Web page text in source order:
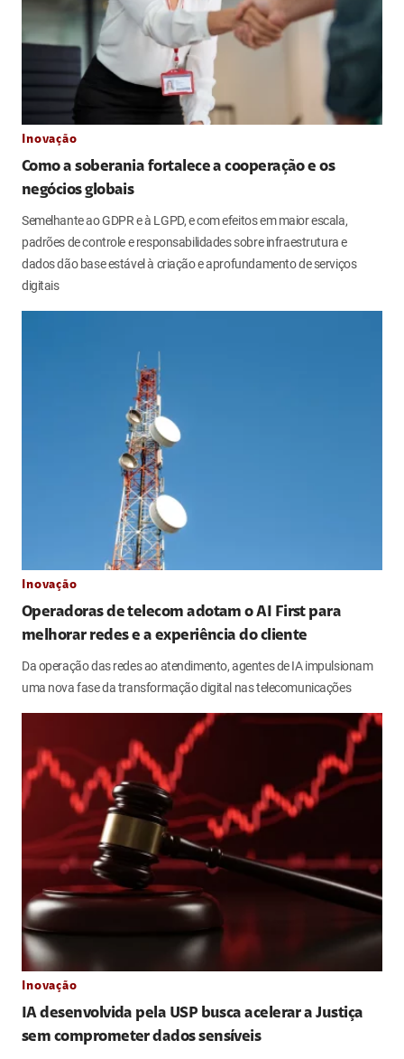
Inovação
Como a soberania fortalece a cooperação e os
negócios globais
Semelhante ao GDPR e à LGPD, e com efeitos em maior escala,
padrões de controle e responsabilidades sobre infraestrutura e
dados dão base estável à criação e aprofundamento de serviços
digitais
Inovação
Operadoras de telecom adotam o AI First para
melhorar redes e a experiência do cliente
Da operação das redes ao atendimento, agentes de IA impulsionam
uma nova fase da transformação digital nas telecomunicações
Inovação
IA desenvolvida pela USP busca acelerar a Justiça
sem comprometer dados sensíveis